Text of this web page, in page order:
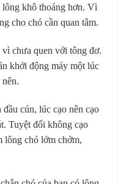
khô thoáng hơn. Vì
cho chó cần quan tâm.
chưa quen với tông đơ.
khởi động máy một lúc
cún, lúc cạo nên cạo
Tuyệt đối không cạo
lông chó lởm chởm,